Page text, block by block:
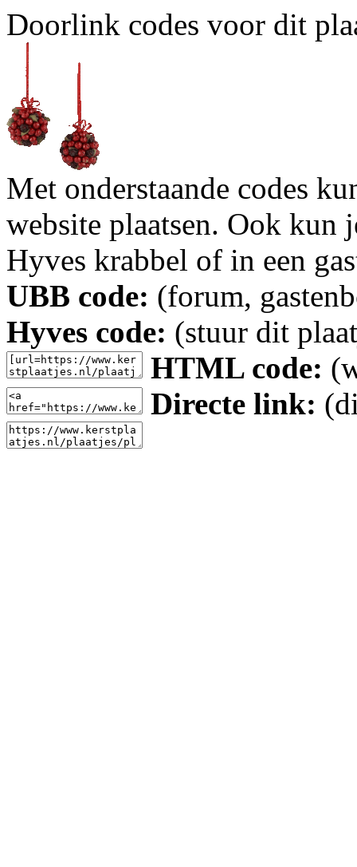
Doorlink codes voor dit
Met onderstaande codes
website plaatsen. Ook kun
Hyves krabbel of in een
UBB code: (forum,
Hyves code: (stuur dit
HTML code:
Directe link: